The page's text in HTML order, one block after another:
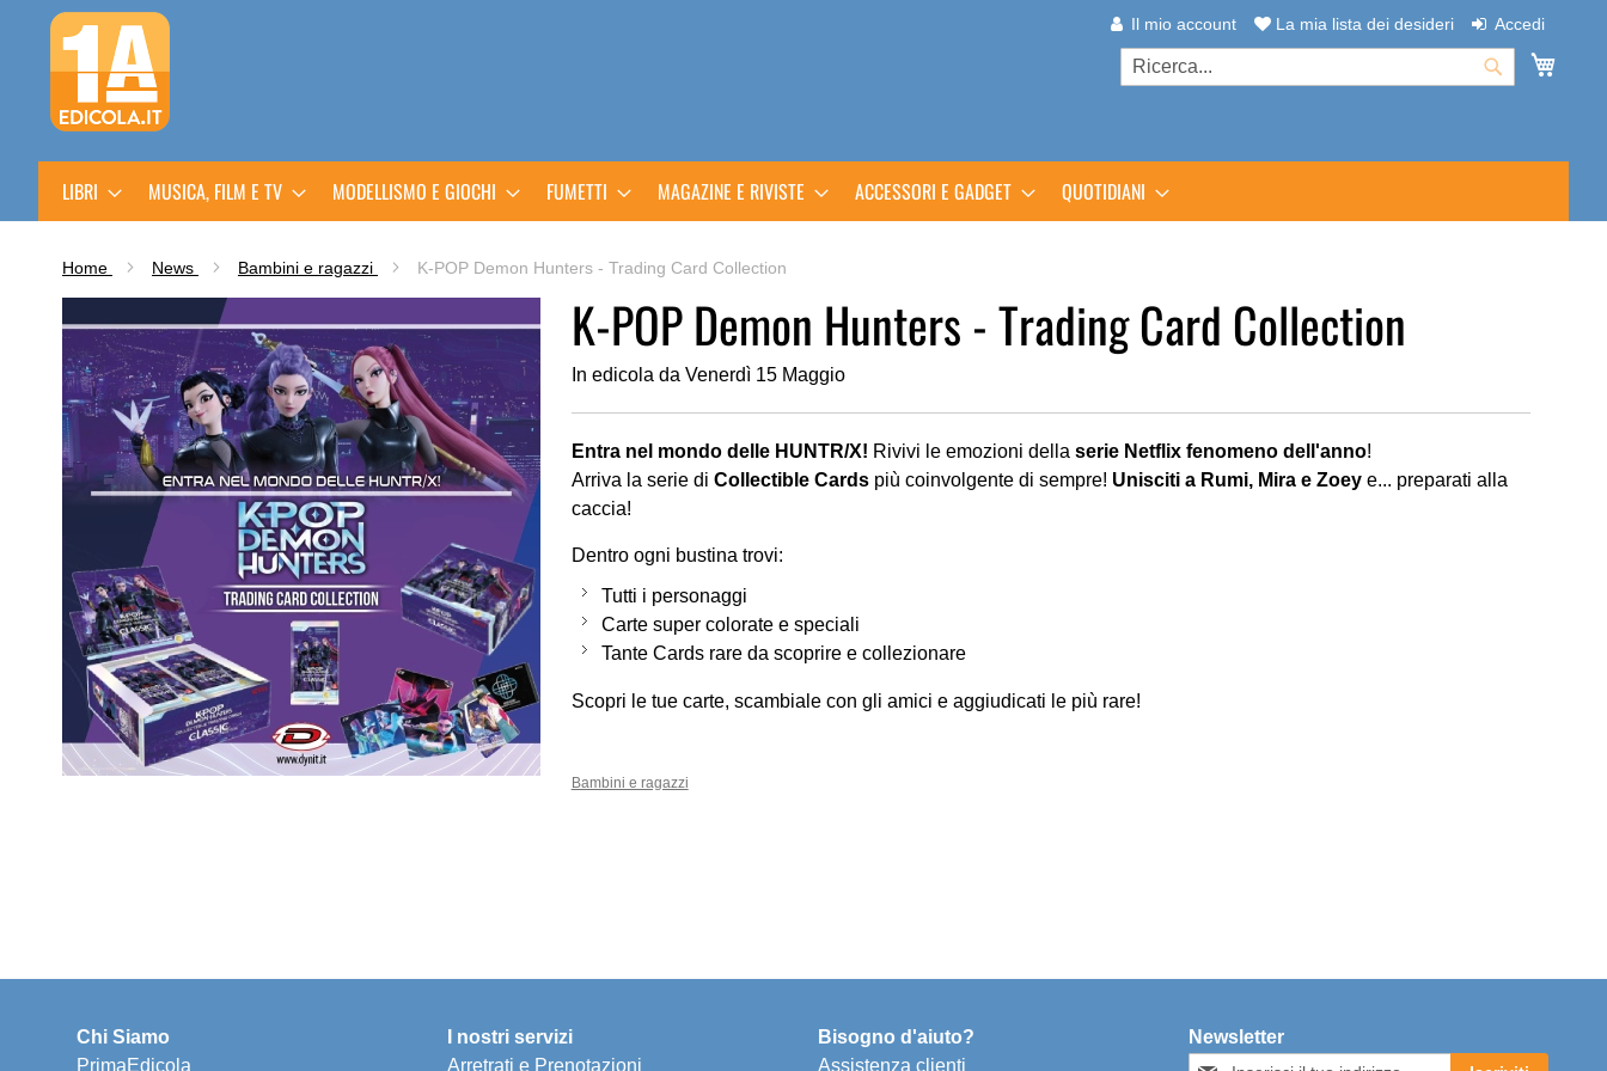
al
contenuto
Il mio account La mia lista dei desideri Accedi
Cerca
LIBRI MUSICA, FILM E TV MODELLISMO E GIOCHI FUMETTI MAGAZINE E RIVISTE ACCESSORI E GADGET QUOTIDIANI
Home News Bambini e ragazzi K-POP Demon Hunters - Trading Card Collection
K-POP Demon Hunters - Trading Card Collection
In edicola da Venerdì 15 Maggio
Entra nel mondo delle HUNTR/X! Rivivi le emozioni della serie Netflix fenomeno dell'anno!
Arriva la serie di Collectible Cardspiù coinvolgente di sempre! Unisciti a Rumi, Mira e Zoeye... preparati alla
caccia!
Dentro ogni bustina trovi:
Tutti i personaggi
Carte super colorate e speciali
Tante Cards rare da scoprire e collezionare
Scopri le tue carte, scambiale con gli amici e aggiudicati le più rare!
Bambini e ragazzi
Chi Siamo
PrimaEdicola
I nostri servizi
Arretrati e Prenotazioni
Bisogno d'aiuto?
Assistenza clienti
Newsletter
Iscriviti